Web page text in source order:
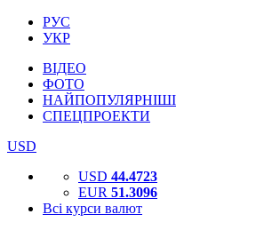
РУС
УКР
ВІДЕО
ФОТО
НАЙПОПУЛЯРНІШІ
СПЕЦПРОЕКТИ
USD
USD 44.4723
EUR 51.3096
Всі курси валют